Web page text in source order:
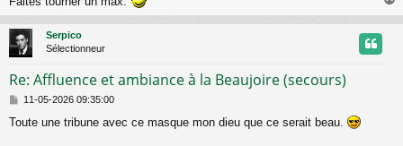
a
u
Serpico
Sélectionneur
Re: Affluence et ambiance à la Beaujoire (secours)
M
s
11-05-2026 09:35:00
Toute une tribune avec ce masque mon dieu que ce serait beau.